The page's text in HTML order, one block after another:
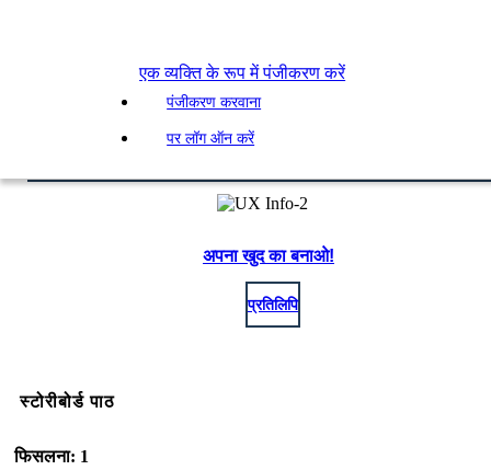
एक व्यक्ति के रूप में पंजीकरण करें
पंजीकरण करवाना
पर लॉग ऑन करें
अपना खुद का बनाओ!
प्रतिलिपि
स्टोरीबोर्ड पाठ
फिसलना: 1